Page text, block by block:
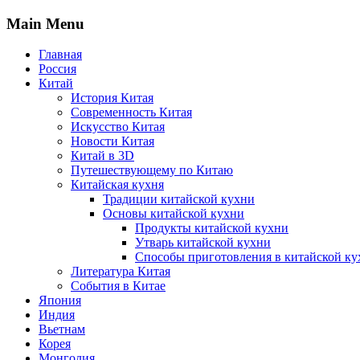
Main Menu
Главная
Россия
Китай
История Китая
Современность Китая
Искусство Китая
Новости Китая
Китай в 3D
Путешествующему по Китаю
Китайская кухня
Традиции китайской кухни
Основы китайской кухни
Продукты китайской кухни
Утварь китайской кухни
Способы приготовления в китайской
Литература Китая
События в Китае
Япония
Индия
Вьетнам
Корея